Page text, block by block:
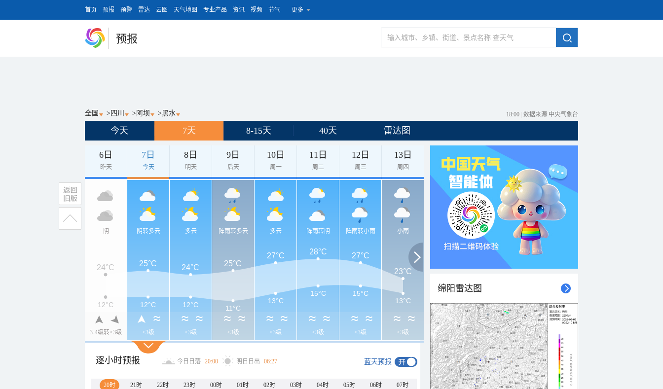
首页 预报 预警 雷达 云图 天气地图 专业产品 资讯 视频 节气 更多
预报
全国 > 四川 > 阿坝 >黑水 18:00 数据来源 中央气象台
今天 7天 8-15天 40天 雷达图
6日
昨天
7日
今天
8日
明天
9日
后天
10日
周一
11日
周二
12日
周三
13日
周四
阴
3-4级转<3级
阴转多云
<3级
多云
<3级
阵雨转多云
<3级
多云
<3级
阵雨转阴
<3级
阵雨转小雨
<3级
小雨
<3级
24°C 25°C 24°C 25°C
27°C 28°C
27°C
23°C
12°C 12°C 12°C 11°C
13°C
15°C
15°C
13°C
逐小时预报 今日日落 20:00 明日日出 06:27 蓝天预报
20时 21时 22时 23时 00时 01时 02时 03时 04时 05时 06时 07时
绵阳雷达图